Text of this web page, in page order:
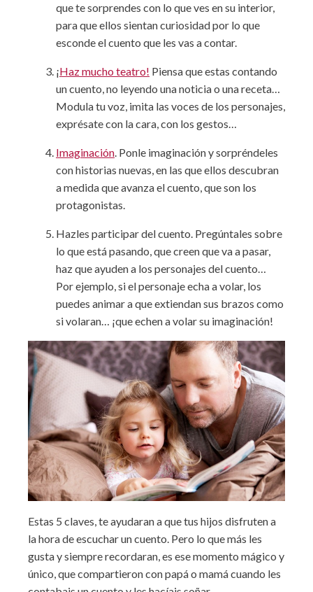
que te sorprendes con lo que ves en su interior,
para que ellos sientan curiosidad por lo que
esconde el cuento que les vas a contar.
¡Haz mucho teatro! Piensa que estas contando
un cuento, no leyendo una noticia o una receta…
Modula tu voz, imita las voces de los personajes,
exprésate con la cara, con los gestos…
Imaginación. Ponle imaginación y sorpréndeles
con historias nuevas, en las que ellos descubran
a medida que avanza el cuento, que son los
protagonistas.
Hazles participar del cuento. Pregúntales sobre
lo que está pasando, que creen que va a pasar,
haz que ayuden a los personajes del cuento…
Por ejemplo, si el personaje echa a volar, los
puedes animar a que extiendan sus brazos como
si volaran… ¡que echen a volar su imaginación!
Estas 5 claves, te ayudaran a que tus hijos disfruten a
la hora de escuchar un cuento. Pero lo que más les
gusta y siempre recordaran, es ese momento mágico y
único, que compartieron con papá o mamá cuando les